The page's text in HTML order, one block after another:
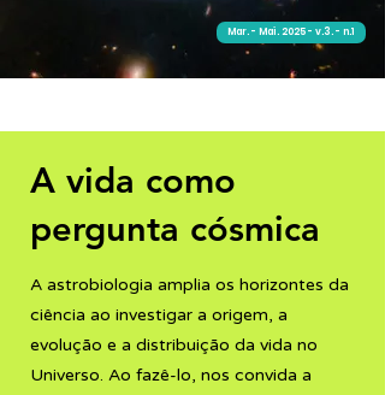
Mar. - Mai. 2025 - v.3. - n.1
A vida como
pergunta cósmica
A astrobiologia amplia os horizontes da
ciência ao investigar a origem, a
evolução e a distribuição da vida no
Universo. Ao fazê-lo, nos convida a